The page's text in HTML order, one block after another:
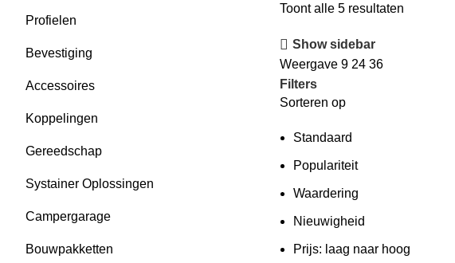
Profielen
Bevestiging
Accessoires
Koppelingen
Gereedschap
Systainer Oplossingen
Campergarage
Bouwpakketten
Toont alle 5 resultaten
Show sidebar
Weergave 9 24 36
Filters
Sorteren op
Standaard
Populariteit
Waardering
Nieuwigheid
Prijs: laag naar hoog